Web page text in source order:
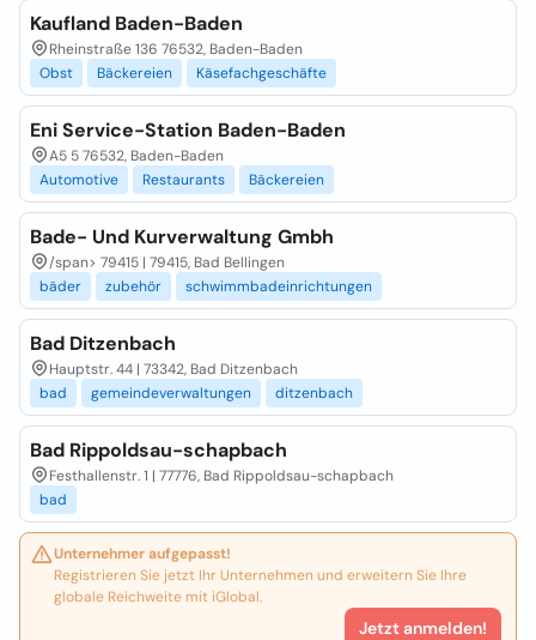
Kaufland Baden-Baden
Rheinstraße 136 76532, Baden-Baden
Obst
Bäckereien Käsefachgeschäfte
Eni Service-Station Baden-Baden
A5 5 76532, Baden-Baden
Automotive
Restaurants Bäckereien
Bade- Und Kurverwaltung Gmbh
/span> 79415 | 79415, Bad Bellingen
bäder
zubehör schwimmbadeinrichtungen
Bad Ditzenbach
Hauptstr. 44 | 73342, Bad Ditzenbach
bad
gemeindeverwaltungen ditzenbach
Bad Rippoldsau-schapbach
Festhallenstr. 1 | 77776, Bad Rippoldsau-schapbach
bad
Unternehmer aufgepasst!
Registrieren Sie jetzt Ihr Unternehmen und erweitern Sie Ihre
globale Reichweite mit iGlobal.
Jetzt anmelden!